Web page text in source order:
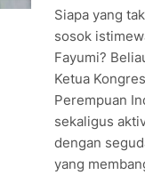
Siapa yang
sosok
Fayumi?
Ketua
Perempuan
sekaligus
dengan
yang